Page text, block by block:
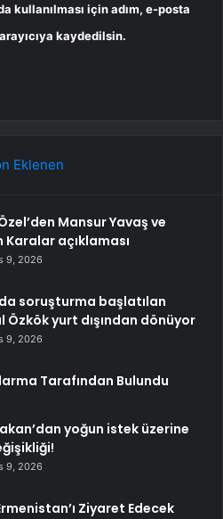
kullanılması için adım, e-posta
kaydedilsin.
Eklenen
Mansur Yavaş ve
Karalar açıklaması
9, 2026
soruşturma başlatılan
Özkök yurt dışından dönüyor
9, 2026
Tarafından Bulundu
yoğun istek üzerine
9, 2026
Ziyaret Edecek